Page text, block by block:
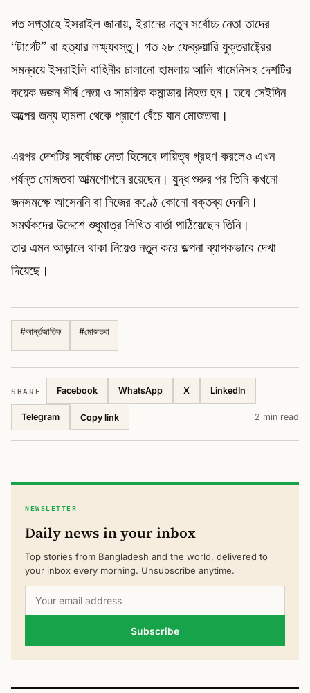
গত সপ্তাহে ইসরাইল জানায়, ইরানের নতুন সর্বোচ্চ নেতা তাদের
“টার্গেট” বা হত্যার লক্ষ্যবস্তু। গত ২৮ ফেব্রুয়ারি যুক্তরাষ্ট্রের
সমন্বয়ে ইসরাইলি বাহিনীর চালানো হামলায় আলি খামেনিসহ দেশটির
কয়েক ডজন শীর্ষ নেতা ও সামরিক কমান্ডার নিহত হন। তবে সেইদিন
অল্পের জন্য হামলা থেকে প্রাণে বেঁচে যান মোজতবা।
এরপর দেশটির সর্বোচ্চ নেতা হিসেবে দায়িত্ব গ্রহণ করলেও এখন
পর্যন্ত মোজতবা আত্মগোপনে রয়েছেন। যুদ্ধ শুরুর পর তিনি কখনো
জনসমক্ষে আসেননি বা নিজের কণ্ঠে কোনো বক্তব্য দেননি।
সমর্থকদের উদ্দেশে শুধুমাত্র লিখিত বার্তা পাঠিয়েছেন তিনি।
তার এমন আড়ালে থাকা নিয়েও নতুন করে জল্পনা ব্যাপকভাবে দেখা
দিয়েছে।
#আর্ন্তজাতিক #মোজতবা
SHARE Facebook WhatsApp X LinkedIn
Telegram Copy link 2 min read
NEWSLETTER
Daily news in your inbox
Top stories from Bangladesh and the world, delivered to
your inbox every morning. Unsubscribe anytime.
Subscribe